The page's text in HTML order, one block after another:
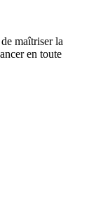
maîtriser la
en toute